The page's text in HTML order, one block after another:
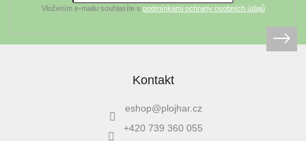
Vložením e-mailu souhlasíte s podmínkami ochrany osobních údajů
Kontakt
eshop@plojhar.cz
+420 739 360 055